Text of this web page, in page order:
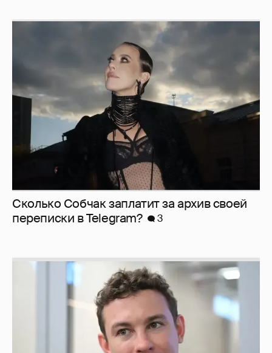
Сколько Собчак заплатит за архив своей
перeписки в Telegram?
3